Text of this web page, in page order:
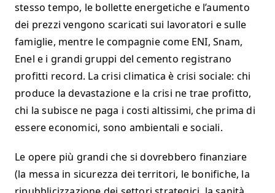
stesso tempo, le bollette energetiche e l’aumento
dei prezzi vengono scaricati sui lavoratori e sulle
famiglie, mentre le compagnie come ENI, Snam,
Enel e i grandi gruppi del cemento registrano
profitti record. La crisi climatica è crisi sociale: chi
produce la devastazione e la crisi ne trae profitto,
chi la subisce ne paga i costi altissimi, che prima di
essere economici, sono ambientali e sociali.
Le opere più grandi che si dovrebbero finanziare
(la messa in sicurezza dei territori, le bonifiche, la